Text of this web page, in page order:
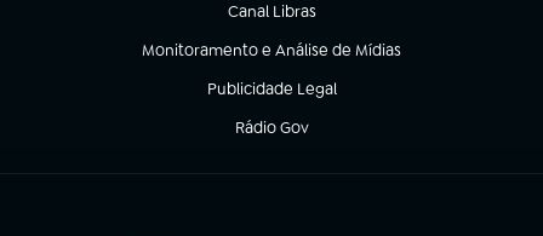
Canal Libras
(abre em nova aba)
Monitoramento e Análise de Mídias
(abre em nova aba)
Publicidade Legal
(abre em nova aba)
Rádio Gov
(abre em nova aba)